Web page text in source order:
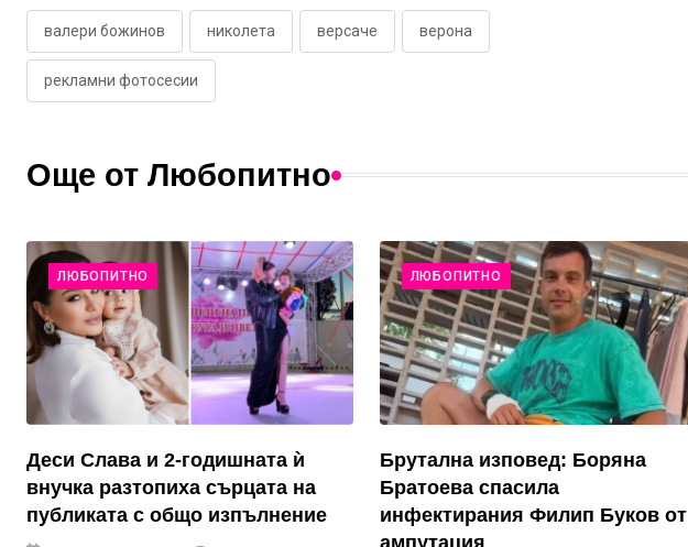
валери божинов николета версаче верона
рекламни фотосесии
Още от Любопитно
ЛЮБОПИТНО
Деси Слава и 2-годишната ѝ
внучка разтопиха сърцата на
публиката с общо изпълнение
ЛЮБОПИТНО
Брутална изповед: Боряна
Братоева спасила
инфектирания Филип Буков от